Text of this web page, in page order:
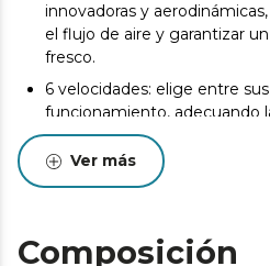
innovadoras y
el flujo de aire y garantizar
fresco.
6 velocidades: elige entre
funcionamiento, adecuando
aire a tus necesidades.
Invierno/Verano: el
inversión de giro del motor
de una agradable brisa en
el ventilador impulsará el aire
Ver más
Composición